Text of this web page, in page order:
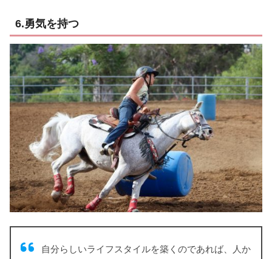
6.勇気を持つ
自分らしいライフスタイルを築くのであれば、人か